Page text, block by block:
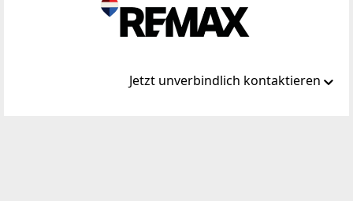
Jetzt unverbindlich kontaktieren